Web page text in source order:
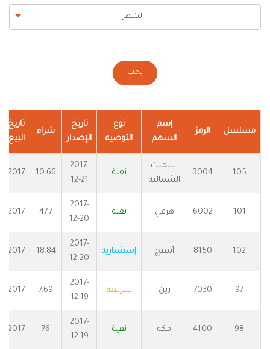
-- الشهر --
بحث
مسلسل الرمز
إسم
السهم
نوع
التوصيه
تاريخ
الإصدار
شراء
تاريخ
البيع
105
3004
اسمنت
الشمالية
نقية
2017-
12-21
10.66
2017
101
6002 هرفي نقية
2017-
12-20
47.7
2017
102
8150 أسيج إستثماريه
2017-
12-20
18.84
2017
97
7030 زين سريعه
2017-
12-19
7.69
2017
98
4100 مكة نقية
2017-
12-19
76
2017